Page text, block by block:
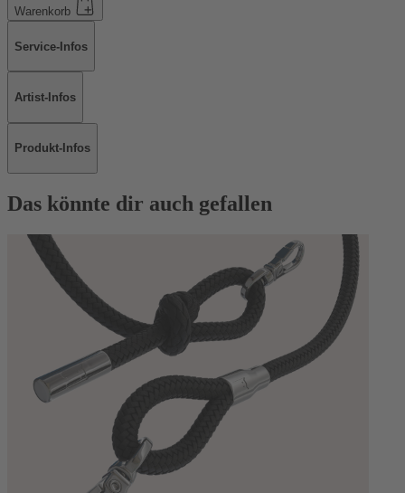
Warenkorb
Service-Infos
Artist-Infos
Produkt-Infos
Das könnte dir auch gefallen